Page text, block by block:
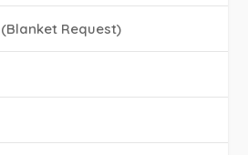
Request)